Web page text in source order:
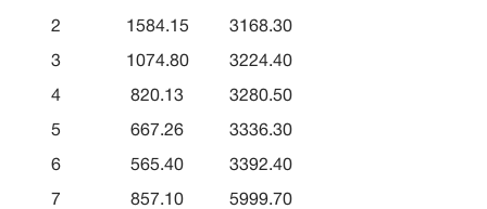
2 1584.15 3168.30
3 1074.80 3224.40
4 820.13 3280.50
5 667.26 3336.30
6 565.40 3392.40
7 857.10 5999.70